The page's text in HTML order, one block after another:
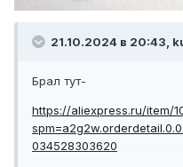
21.10.2024 в 20:43,
Брал тут-
https://aliexpress.ru/item/
034528303620